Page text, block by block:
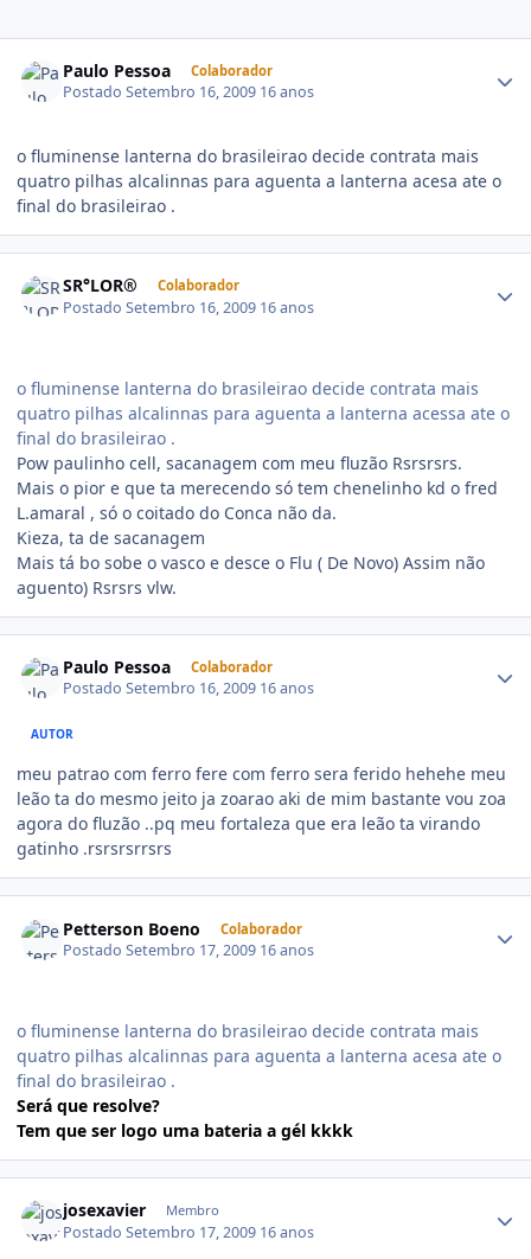
Paulo Pessoa Colaborador
PostadoSetembro 16, 2009 16 anos
o fluminense lanterna do brasileirao decide contrata mais
quatro pilhas alcalinnas para aguenta a lanterna acesa ate o
final do brasileirao .
SR°LOR® Colaborador
PostadoSetembro 16, 2009 16 anos
o fluminense lanterna do brasileirao decide contrata mais
quatro pilhas alcalinnas para aguenta a lanterna acessa ate o
final do brasileirao .
Pow paulinho cell, sacanagem com meu fluzão Rsrsrsrs.
Mais o pior e que ta merecendo só tem chenelinho kd o fred
L.amaral , só o coitado do Conca não da.
Kieza, ta de sacanagem
Mais tá bo sobe o vasco e desce o Flu ( De Novo) Assim não
aguento) Rsrsrs vlw.
Paulo Pessoa Colaborador
PostadoSetembro 16, 2009 16 anos
AUTOR
meu patrao com ferro fere com ferro sera ferido hehehe meu
leão ta do mesmo jeito ja zoarao aki de mim bastante vou zoa
agora do fluzão ..pq meu fortaleza que era leão ta virando
gatinho .rsrsrsrrsrs
Petterson Boeno Colaborador
PostadoSetembro 17, 2009 16 anos
o fluminense lanterna do brasileirao decide contrata mais
quatro pilhas alcalinnas para aguenta a lanterna acesa ate o
final do brasileirao .
Será que resolve?
Tem que ser logo uma bateria a gél kkkk
josexavier Membro
PostadoSetembro 17, 2009 16 anos